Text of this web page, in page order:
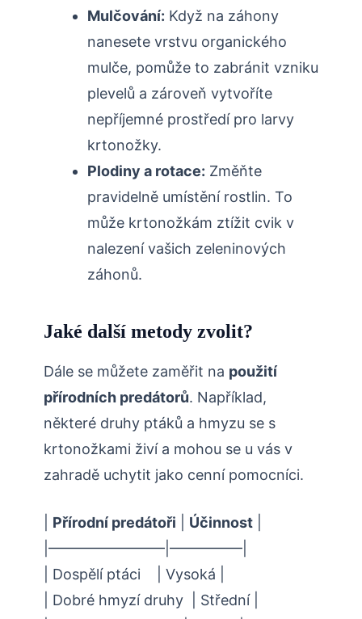
Mulčování: Když na záhony
nanesete vrstvu organického
mulče, pomůže to zabránit vzniku
plevelů a zároveň vytvoříte
nepříjemné prostředí pro larvy
krtonožky.
Plodiny a rotace: Změňte
pravidelně ⁣umístění rostlin. To
může krtonožkám ztížit cvik v
nalezení vašich zeleninových
záhonů.
Jaké další metody zvolit?
Dále se můžete zaměřit na použití
přírodních predátorů. Například,
některé druhy ptáků a hmyzu se s
krtonožkami živí a mohou se​ u vás v
zahradě uchytit⁣ jako cenní pomocníci.
Přírodní predátoři Účinnost
|————————|—————|
| Dospělí⁤ ptáci ​ ⁣ ‌ | Vysoká |
| Dobré hmyzí druhy ⁤ | Střední |